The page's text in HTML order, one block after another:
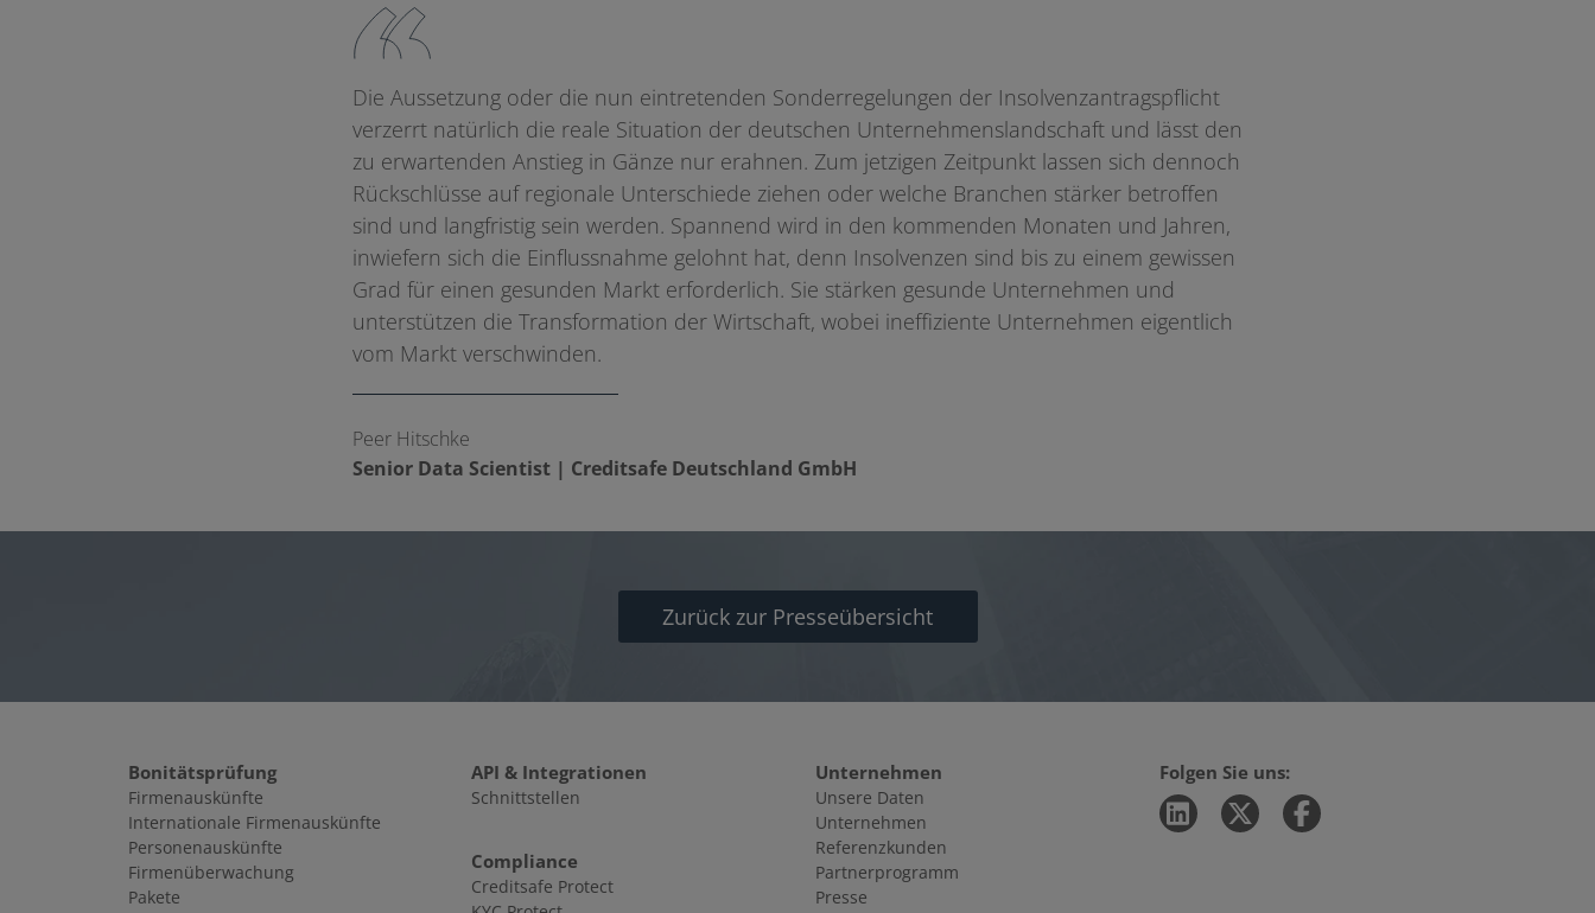
Die Aussetzung oder die nun eintretenden Sonderregelungen der Insolvenzantragspflicht
verzerrt natürlich die reale Situation der deutschen Unternehmenslandschaft und lässt den
zu erwartenden Anstieg in Gänze nur erahnen. Zum jetzigen Zeitpunkt lassen sich dennoch
Rückschlüsse auf regionale Unterschiede ziehen oder welche Branchen stärker betroffen
sind und langfristig sein werden. Spannend wird in den kommenden Monaten und Jahren,
inwiefern sich die Einflussnahme gelohnt hat, denn Insolvenzen sind bis zu einem gewissen
Grad für einen gesunden Markt erforderlich. Sie stärken gesunde Unternehmen und
unterstützen die Transformation der Wirtschaft, wobei ineffiziente Unternehmen eigentlich
vom Markt verschwinden.
Peer Hitschke
Senior Data Scientist | Creditsafe Deutschland GmbH
Zurück zur Presseübersicht
Bonitätsprüfung
Firmenauskünfte
Internationale Firmenauskünfte
Personenauskünfte
Firmenüberwachung
Pakete
API & Integrationen
Schnittstellen
Compliance
Creditsafe Protect
Unternehmen
Unsere Daten
Unternehmen
Referenzkunden
Partnerprogramm
Presse
Folgen Sie uns: